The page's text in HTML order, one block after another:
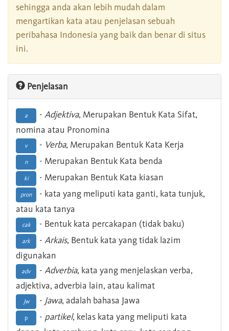
sehingga anda akan lebih mudah dalam
mengartikan kata atau penjelasan sebuah
peribahasa Indonesia yang baik dan benar di situs
ini.
Penjelasan
a - Adjektiva, Merupakan Bentuk Kata Sifat,
nomina atau Pronomina
v - Verba, Merupakan Bentuk Kata Kerja
n - Merupakan Bentuk Kata benda
ki - Merupakan Bentuk Kata kiasan
pron
- kata yang meliputi kata ganti, kata tunjuk,
atau kata tanya
cak - Bentuk kata percakapan (tidak baku)
ark - Arkais, Bentuk kata yang tidak lazim
digunakan
adv - Adverbia, kata yang menjelaskan verba,
adjektiva, adverbia lain, atau kalimat
Jw - Jawa, adalah bahasa Jawa
p - partikel, kelas kata yang meliputi kata